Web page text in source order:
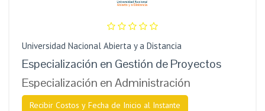
Universidad Nacional Abierta y a Distancia
Especialización en Gestión de Proyectos
Especialización en Administración
Recibir Costos y Fecha de Inicio al Instante